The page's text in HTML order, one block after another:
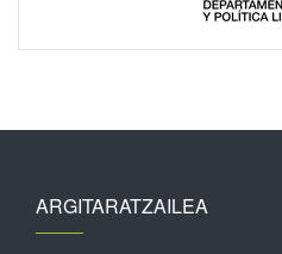
ARGITARATZAILEA